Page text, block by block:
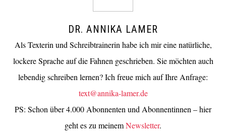
DR. ANNIKA LAMER
Als Texterin und Schreibtrainerin habe ich mir eine natürliche,
lockere Sprache auf die Fahnen geschrieben. Sie möchten auch
lebendig schreiben lernen? Ich freue mich auf Ihre Anfrage:
text@annika-lamer.de
PS: Schon über 4.000 Abonnenten und Abonnentinnen – hier
geht es zu meinemNewsletter.